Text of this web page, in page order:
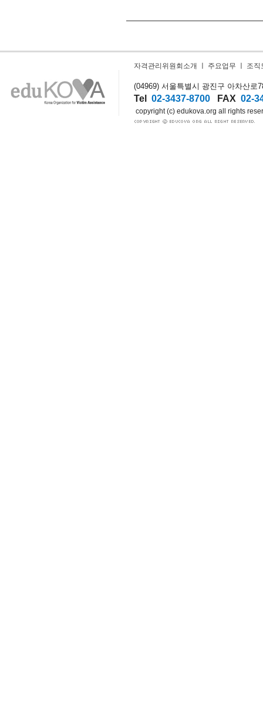
자격관리위원회소개 주요업무 조직
(04969) 서울특별시 광진구 아차산로
Tel 02-3437-8700 FAX 02-
copyright (c) edukova.org all rights